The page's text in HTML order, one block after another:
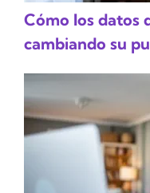
Cómo los datos
cambiando su